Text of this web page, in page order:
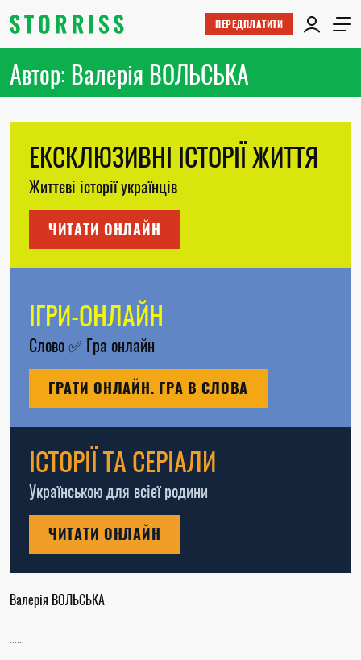
ПЕРЕДПЛАТИТИ
Автор: Валерія ВОЛЬСЬКА
ЕКСКЛЮЗИВНІ ІСТОРІЇ ЖИТТЯ
Життєві історії українців
ЧИТАТИ ОНЛАЙН
ІГРИ-ОНЛАЙН
Слово✅ Гра онлайн
ГРАТИ ОНЛАЙН. ГРА В СЛОВА
ІСТОРІЇ ТА СЕРІАЛИ
Українською для всієї родини
ЧИТАТИ ОНЛАЙН
Валерія ВОЛЬСЬКА
......